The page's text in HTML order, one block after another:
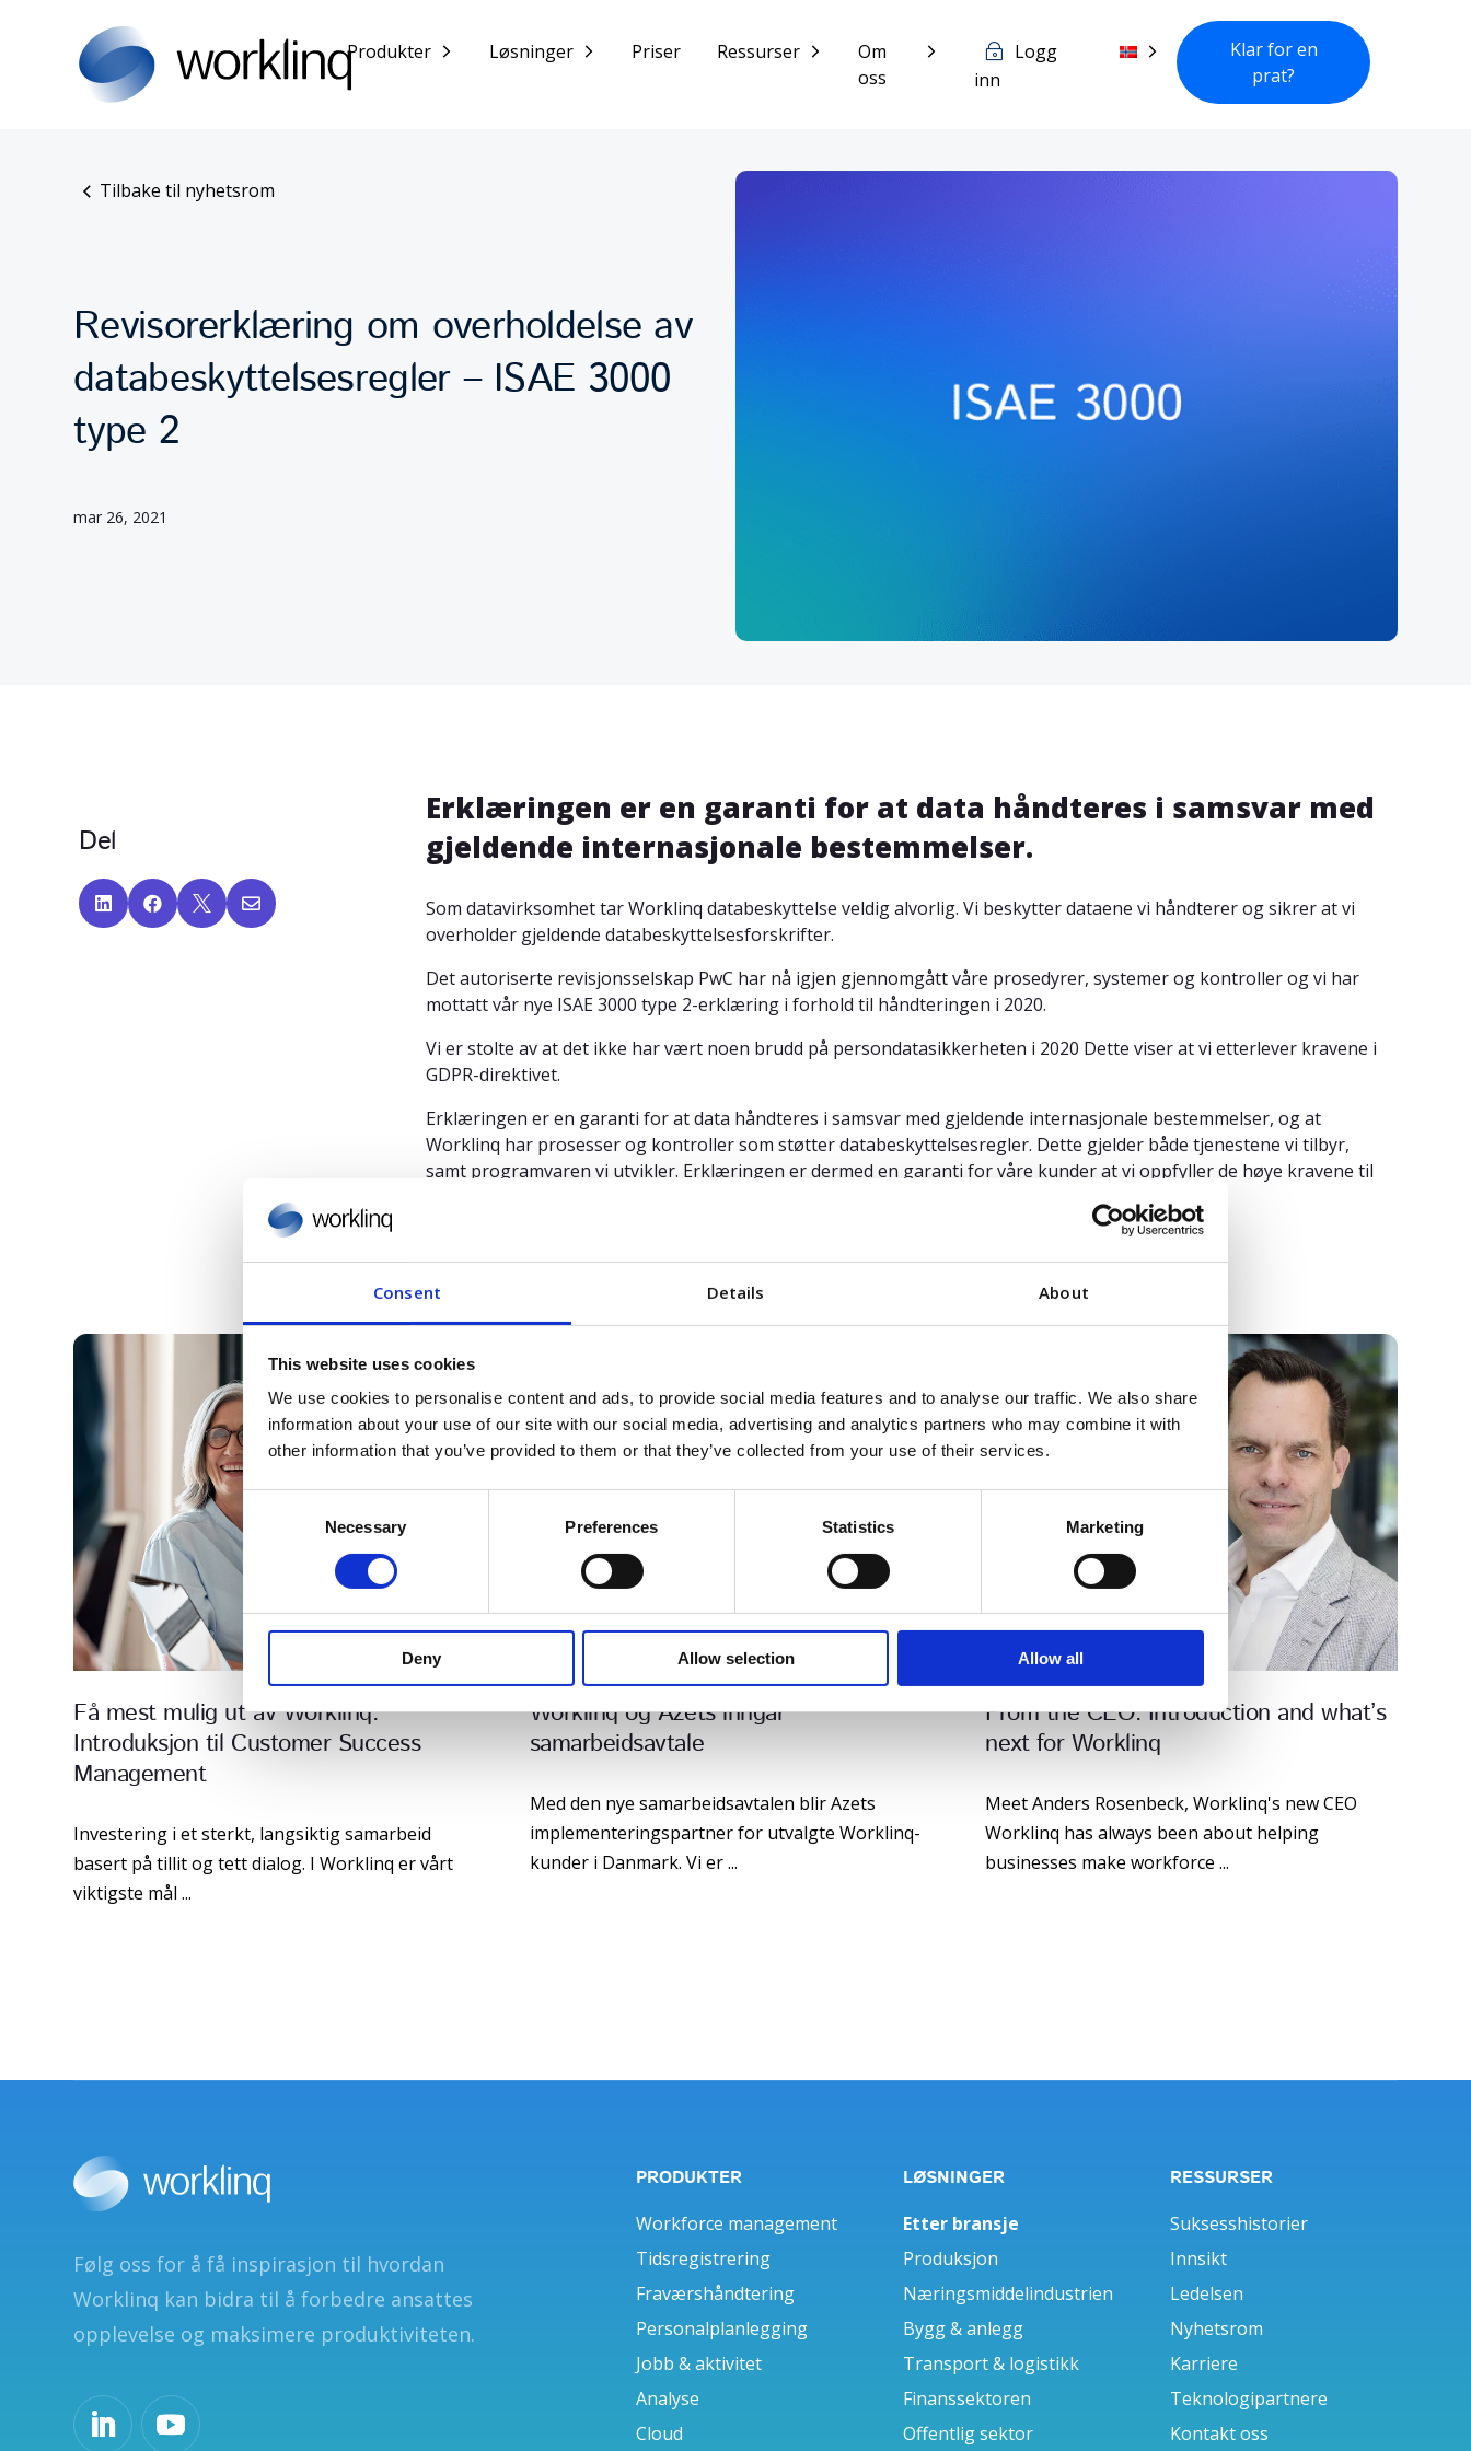
Consent Details About
This website uses cookies
We use cookies to personalise content and ads, to provide social media features and to analyse our traffic. We also share
information about your use of our site with our social media, advertising and analytics partners who may combine it with
other information that you’ve provided to them or that they’ve collected from your use of their services.
o
n
s
t
e
l
i
o
Necessary Preferences Statistics Marketing
Deny Allow selection Allow all
Produkter Løsninger Priser Ressurser
Om
oss
Logg
inn
Klar for en
prat?
Tilbake til nyhetsrom
Revisorerklæring om overholdelse av
databeskyttelsesregler – ISAE 3000
type 2
mar 26, 2021
Del
   
Erklæringen er en garanti for at data håndteres i samsvar med
gjeldende internasjonale bestemmelser.
Som datavirksomhet tar Worklinq databeskyttelse veldig alvorlig. Vi beskytter dataene vi håndterer og sikrer at vi
overholder gjeldende databeskyttelsesforskrifter.
Det autoriserte revisjonsselskap PwC har nå igjen gjennomgått våre prosedyrer, systemer og kontroller og vi har
mottatt vår nye ISAE 3000 type 2-erklæring i forhold til håndteringen i 2020.
Vi er stolte av at det ikke har vært noen brudd på persondatasikkerheten i 2020 Dette viser at vi etterlever kravene i
GDPR-direktivet.
Erklæringen er en garanti for at data håndteres i samsvar med gjeldende internasjonale bestemmelser, og at
Worklinq har prosesser og kontroller som støtter databeskyttelsesregler. Dette gjelder både tjenestene vi tilbyr,
samt programvaren vi utvikler. Erklæringen er dermed en garanti for våre kunder at vi oppfyller de høye kravene til
Få mest mulig ut av Worklinq:
Introduksjon til Customer Success
Management
Investering i et sterkt, langsiktig samarbeid
basert på tillit og tett dialog. I Worklinq er vårt
viktigste mål ...
Worklinq og Azets inngår
samarbeidsavtale
Med den nye samarbeidsavtalen blir Azets
implementeringspartner for utvalgte Worklinq-
kunder i Danmark. Vi er ...
From the CEO: Introduction and what’s
next for Worklinq
Meet Anders Rosenbeck, Worklinq's new CEO
Worklinq has always been about helping
businesses make workforce ...
Følg oss for å få inspirasjon til hvordan
Worklinq kan bidra til å forbedre ansattes
opplevelse og maksimere produktiviteten.
PRODUKTER
Workforce management
Tidsregistrering
Fraværshåndtering
Personalplanlegging
Jobb & aktivitet
Analyse
Cloud
LØSNINGER
Etter bransje
Produksjon
Næringsmiddelindustrien
Bygg & anlegg
Transport & logistikk
Finanssektoren
Offentlig sektor
RESSURSER
Suksesshistorier
Innsikt
Ledelsen
Nyhetsrom
Karriere
Teknologipartnere
Kontakt oss